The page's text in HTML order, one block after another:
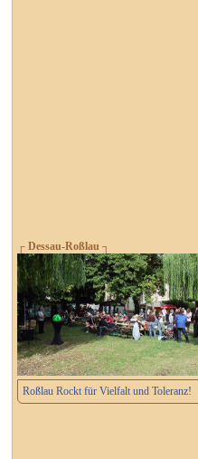
┌ Dessau-Roßlau ┐
Roßlau Rockt für Vielfalt und Toleranz!